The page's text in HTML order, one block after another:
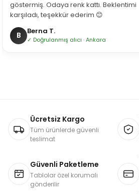
göstermiş. Odaya renk kattı. Beklentimi
karşıladı, teşekkür ederim 😊
B Berna T.
✓ Doğrulanmış alıcı · Ankara
Ücretsiz Kargo
Tüm ürünlerde güvenli
teslimat
Güvenli Paketleme
Tablolar özel korumalı
gönderilir